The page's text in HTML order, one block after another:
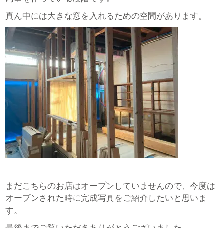
真ん中には大きな窓を入れるための空間があります。
まだこちらのお店はオープンしていませんので、今度は
オープンされた時に完成写真をご紹介したいと思いま
す。